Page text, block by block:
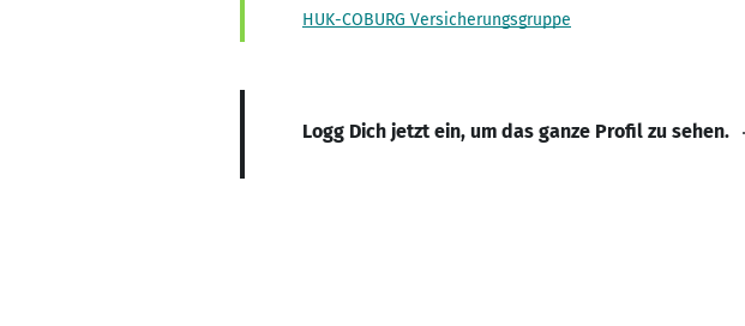
HUK-COBURG Versicherungsgruppe
Logg Dich jetzt ein, um das ganze Profil zu sehen.